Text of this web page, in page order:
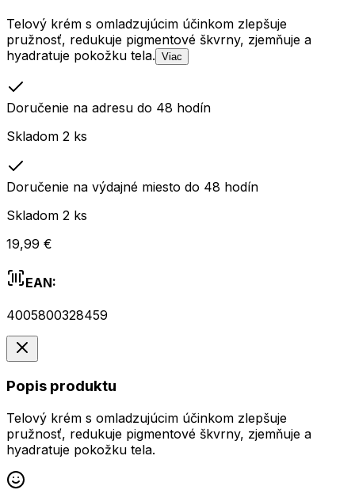
Telový krém s omladzujúcim účinkom zlepšuje
pružnosť, redukuje pigmentové škvrny, zjemňuje a
hyadratuje pokožku tela. Viac
Doručenie na adresu do 48 hodín
Skladom 2 ks
Doručenie na výdajné miesto do 48 hodín
Skladom 2 ks
19,99 €
EAN:
4005800328459
Popis produktu
Telový krém s omladzujúcim účinkom zlepšuje
pružnosť, redukuje pigmentové škvrny, zjemňuje a
hyadratuje pokožku tela.